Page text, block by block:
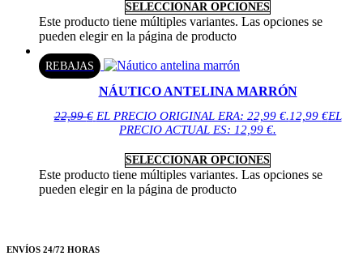
SELECCIONAR OPCIONES
Este producto tiene múltiples variantes. Las opciones se
pueden elegir en la página de producto
REBAJAS
NÁUTICO ANTELINA MARRÓN
22,99€ EL PRECIO ORIGINAL ERA: 22,99 €.12,99 €EL
PRECIO ACTUAL ES: 12,99 €.
SELECCIONAR OPCIONES
Este producto tiene múltiples variantes. Las opciones se
pueden elegir en la página de producto
ENVÍOS 24/72 HORAS